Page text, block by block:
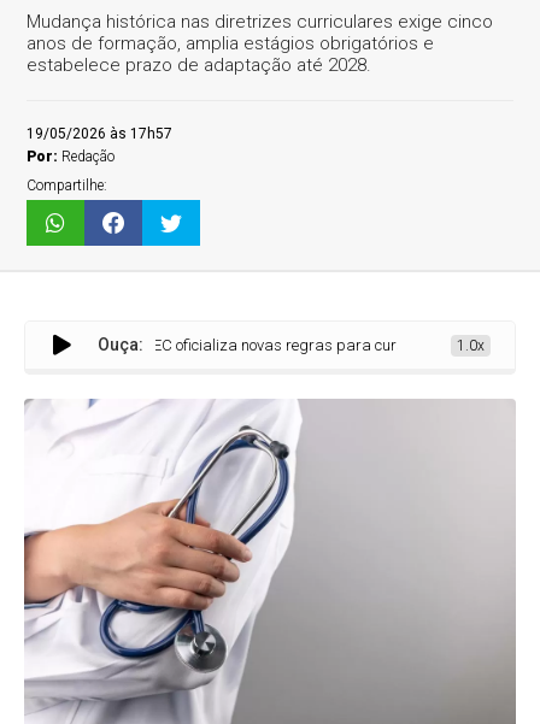
Mudança histórica nas diretrizes curriculares exige cinco
anos de formação, amplia estágios obrigatórios e
estabelece prazo de adaptação até 2028.
19/05/2026 às 17h57
Por: Redação
Compartilhe:
Ouça:
MEC oficializa novas regras para cursos de Enfermagem; graduação
1.0x